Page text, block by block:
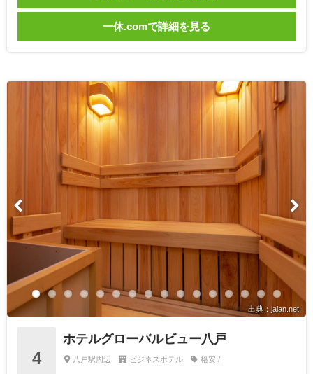
一休.comで詳細を見る
出典：jalan.net
4
ホテルグローバルビュー八戸
八戸駅周辺 ビジネスホテル 格安 /